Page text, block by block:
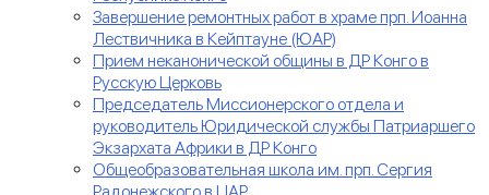
Завершение ремонтных работ в храме прп. Иоанна
Лествичника в Кейптауне (ЮАР)
Прием неканонической общины в ДР Конго в
Русскую Церковь
Председатель Миссионерского отдела и
руководитель Юридической службы Патриаршего
Экзархата Африки в ДР Конго
Общеобразовательная школа им. прп. Сергия